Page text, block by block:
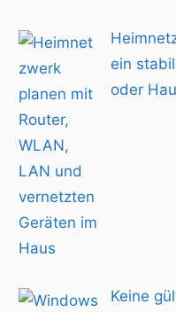
ein
oder
Keine